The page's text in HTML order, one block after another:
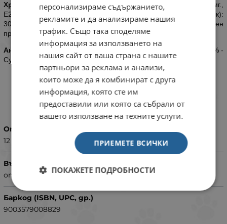
Хранителни добавки:Витамин D3: 200IU, E1 (Желязо): 10мг.,
E2 (Йод): 0,3мг., E4 (Мед): 2,1мг., E5 (Манган): 3,1мг., E6 (Цинк):
30мг. - Технологични добавки: Клиноптилолит с утаечен
произход: 2,2гр.
Аналитични съставки:
Протеин: 8,6% - Сурови мазнини: 6,6% -
Сурова пепел: 1,9% - Сурови влакнини: 1,3% - Влага: 78,0%.
ХАРАКТЕРИСТИКИ
Опаковка
12 x 85 г
Възраст
от 1 до 7 години
Баркод (ISBN, UPC, др.)
9003579008829
персонализираме съдържанието,
рекламите и да анализираме нашия
трафик. Също така споделяме
информация за използването на
нашия сайт от ваша страна с нашите
партньори за реклама и анализи,
които може да я комбинират с друга
информация, която сте им
предоставили или която са събрали от
вашето използване на техните услуги.
ПРИЕМЕТЕ ВСИЧКИ
ПОКАЖЕТЕ ПОДРОБНОСТИ